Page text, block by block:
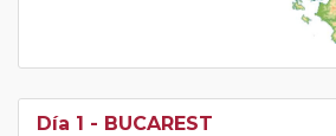
Día 1 - BUCAREST